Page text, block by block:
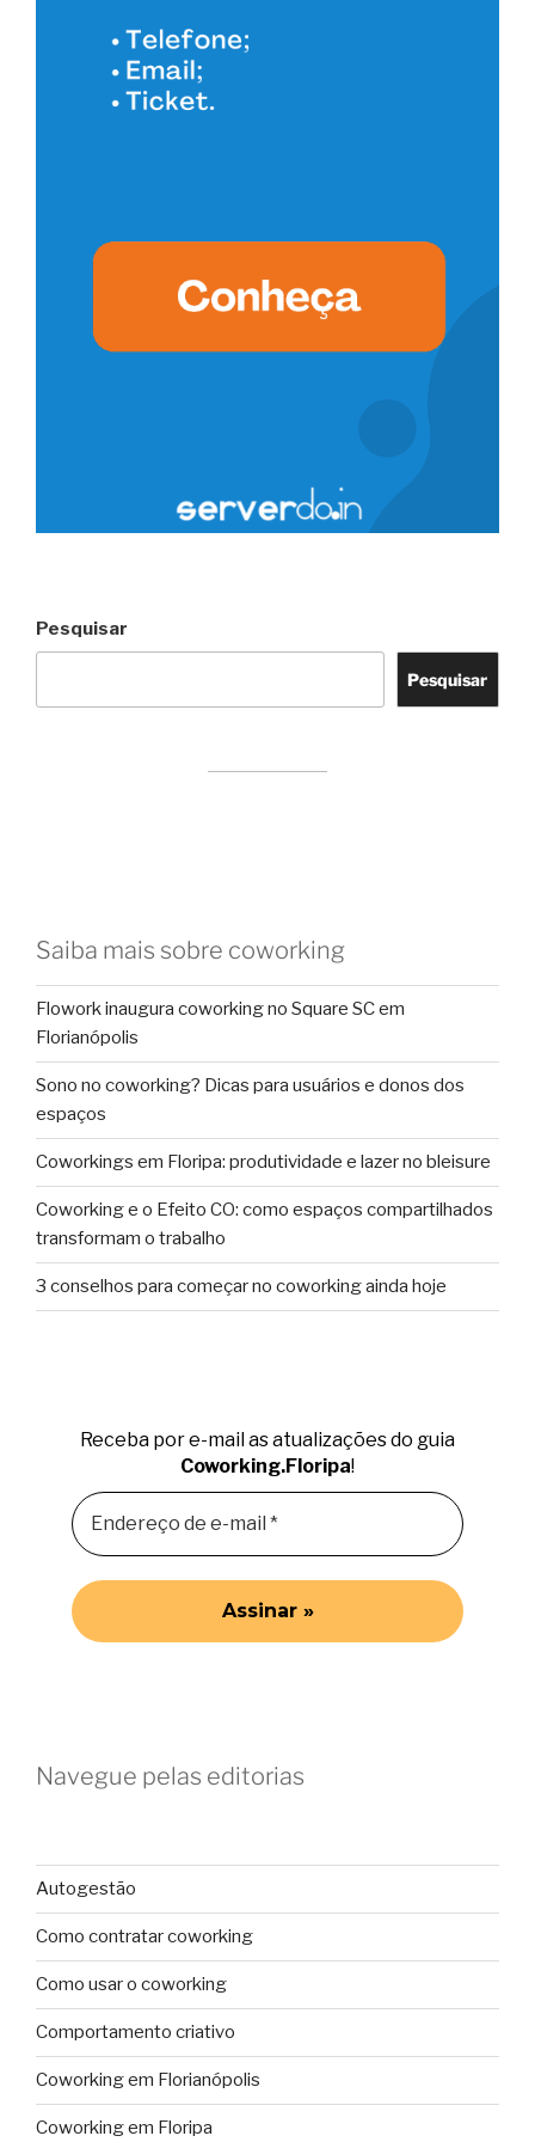
Pesquisar
Pesquisar
Saiba mais sobre coworking
Flowork inaugura coworking no Square SC em
Florianópolis
Sono no coworking? Dicas para usuários e donos dos
espaços
Coworkings em Floripa: produtividade e lazer no bleisure
Coworking e o Efeito CO: como espaços compartilhados
transformam o trabalho
3 conselhos para começar no coworking ainda hoje
Receba por e-mail as atualizações do guia
Coworking.Floripa!
Navegue pelas editorias
Autogestão
Como contratar coworking
Como usar o coworking
Comportamento criativo
Coworking em Florianópolis
Coworking em Floripa